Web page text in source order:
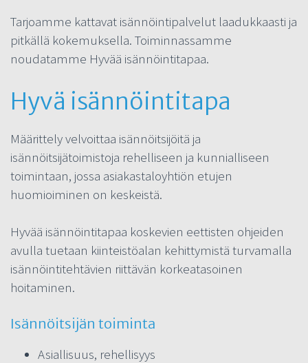
Tarjoamme kattavat isännöintipalvelut laadukkaasti ja
pitkällä kokemuksella. Toiminnassamme
noudatamme Hyvää isännöintitapaa.
Hyvä isännöintitapa
Määrittely velvoittaa isännöitsijöitä ja
isännöitsijätoimistoja rehelliseen ja kunnialliseen
toimintaan, jossa asiakastaloyhtiön etujen
huomioiminen on keskeistä.
Hyvää isännöintitapaa koskevien eettisten ohjeiden
avulla tuetaan kiinteistöalan kehittymistä turvamalla
isännöintitehtävien riittävän korkeatasoinen
hoitaminen.
Isännöitsijän toiminta
Asiallisuus, rehellisyys